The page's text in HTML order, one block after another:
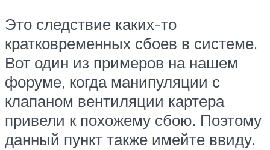
Это следствие каких-то
кратковременных сбоев в системе.
Вот один из примеров на нашем
форуме, когда манипуляции с
клапаном вентиляции картера
привели к похожему сбою. Поэтому
данный пункт также имейте ввиду.